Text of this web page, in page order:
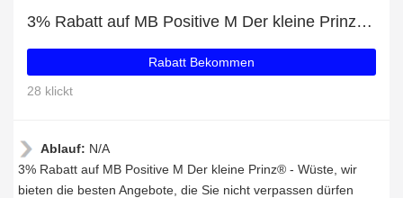
3% Rabatt auf MB Positive M Der kleine Prinz® - Wüste
Rabatt Bekommen
28 klickt
Ablauf: N/A
3% Rabatt auf MB Positive M Der kleine Prinz® - Wüste, wir
bieten die besten Angebote, die Sie nicht verpassen dürfen